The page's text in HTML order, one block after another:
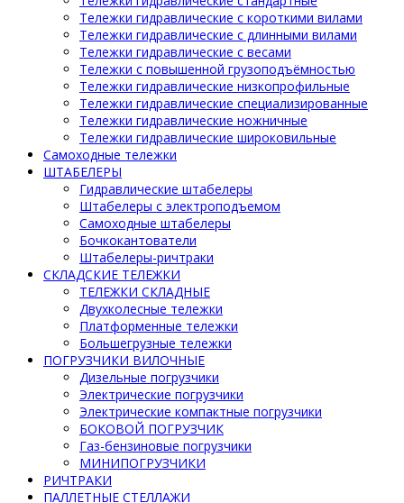
Тележки гидравлические с короткими вилами
Тележки гидравлические с длинными вилами
Тележки гидравлические с весами
Тележки с повышенной грузоподъёмностью
Тележки гидравлические низкопрофильные
Тележки гидравлические специализированные
Тележки гидравлические ножничные
Тележки гидравлические широковильные
Самоходные тележки
ШТАБЕЛЕРЫ
Гидравлические штабелеры
Штабелеры с электроподъемом
Самоходные штабелеры
Бочкокантователи
Штабелеры-ричтраки
СКЛАДСКИЕ ТЕЛЕЖКИ
ТЕЛЕЖКИ СКЛАДНЫЕ
Двухколесные тележки
Платформенные тележки
Большегрузные тележки
ПОГРУЗЧИКИ ВИЛОЧНЫЕ
Дизельные погрузчики
Электрические погрузчики
Электрические компактные погрузчики
БОКОВОЙ ПОГРУЗЧИК
Газ-бензиновые погрузчики
МИНИПОГРУЗЧИКИ
РИЧТРАКИ
ПАЛЛЕТНЫЕ СТЕЛЛАЖИ